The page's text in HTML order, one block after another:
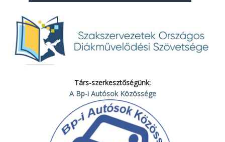
Társ-szerkesztőségünk:
A Bp-i Autósok Közössége